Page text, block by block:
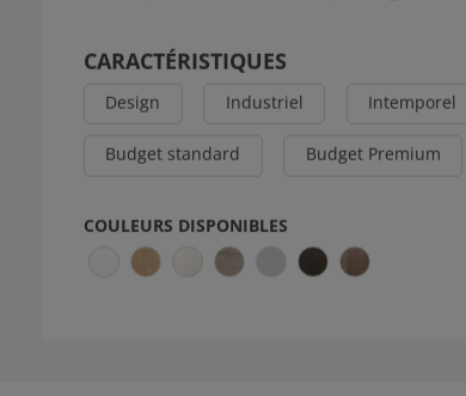
CARACTÉRISTIQUES
Design Industriel Intemporel
Budget standard Budget Premium
COULEURS DISPONIBLES